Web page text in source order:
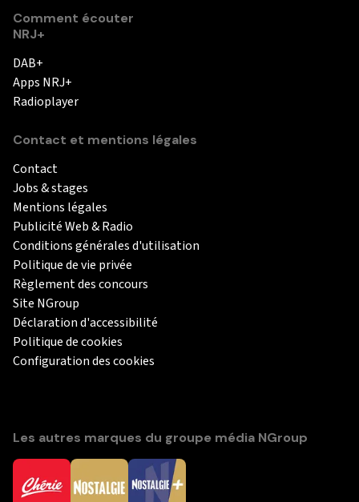
Comment écouter
NRJ+
DAB+
Apps NRJ+
Radioplayer
Contact et mentions légales
Contact
Jobs & stages
Mentions légales
Publicité Web & Radio
Conditions générales d'utilisation
Politique de vie privée
Règlement des concours
Site NGroup
Déclaration d'accessibilité
Politique de cookies
Configuration des cookies
Les autres marques du groupe média NGroup